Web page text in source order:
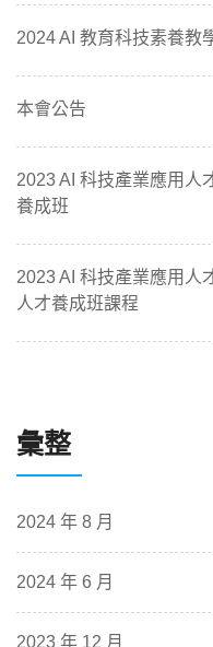
2024 AI 教育科技素養教
本會公告
2023 AI 科技產業應用人
養成班
2023 AI 科技產業應用人
人才養成班課程
彙整
2024 年 8 月
2024 年 6 月
2023 年 12 月